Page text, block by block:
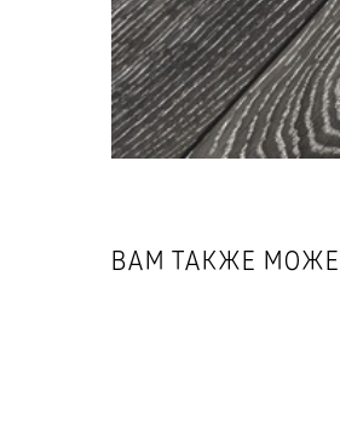
ВАМ ТАКЖЕ